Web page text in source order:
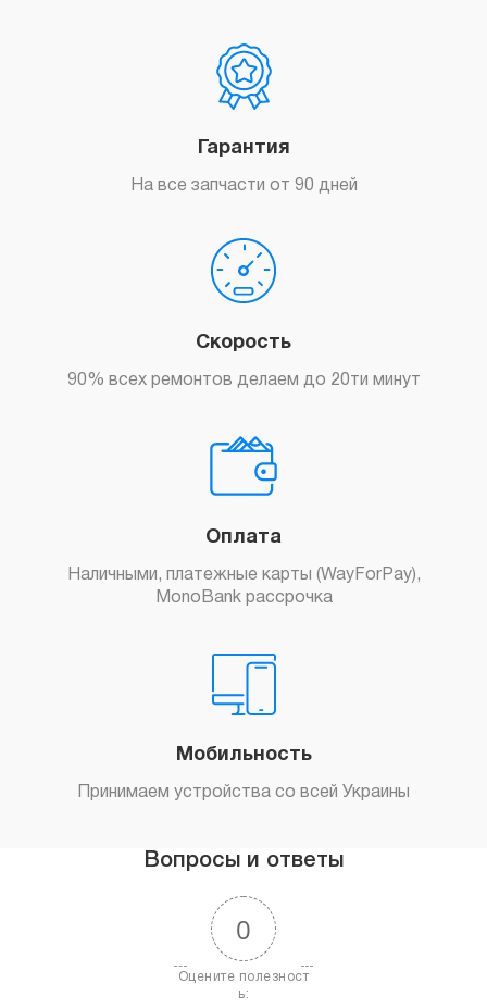
Гарантия
На все запчасти от 90 дней
Скорость
90% всех ремонтов делаем до 20ти минут
Оплата
Наличными, платежные карты (WayForPay),
MonoBank рассрочка
Мобильность
Принимаем устройства со всей Украины
Вопросы и ответы
0
Оцените полезност
ь: